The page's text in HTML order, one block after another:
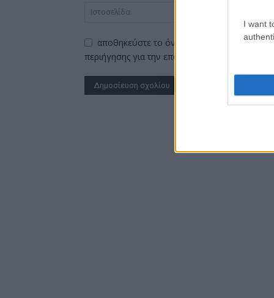
I want
αποθηκεύστε το όνομα, το ηλεκτρονικό
περιήγησης για την επόμενη φορά που θα